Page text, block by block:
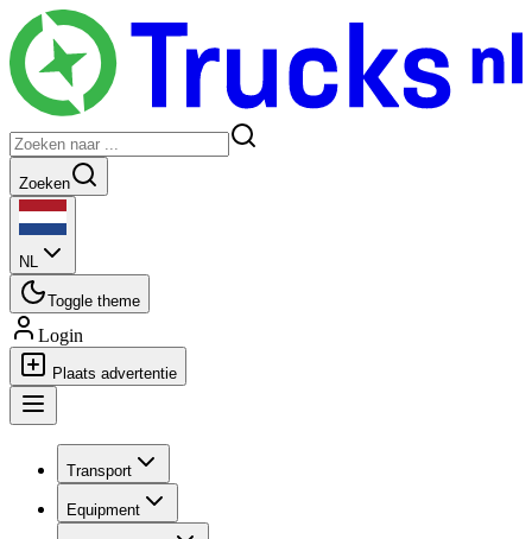
Zoeken
NL
Toggle theme
Login
Plaats advertentie
Transport
Equipment